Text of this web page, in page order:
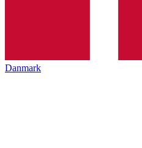
Danmark